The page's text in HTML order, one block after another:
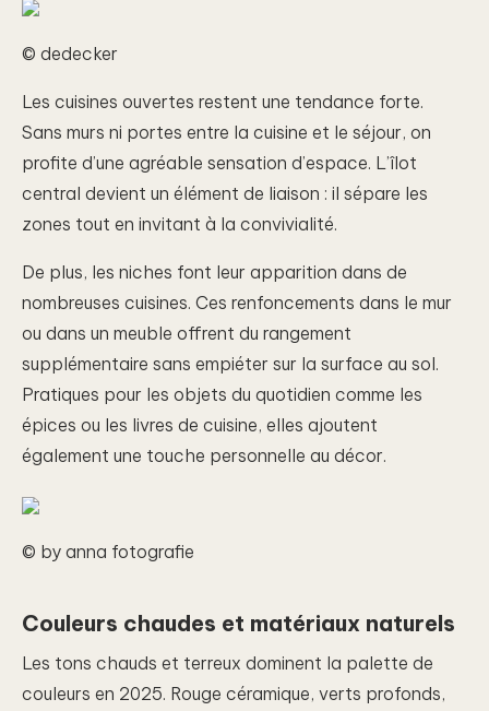
© dedecker
Les cuisines ouvertes restent une tendance forte.
Sans murs ni portes entre la cuisine et le séjour, on
profite d’une agréable sensation d’espace. L’îlot
central devient un élément de liaison : il sépare les
zones tout en invitant à la convivialité.
De plus, les niches font leur apparition dans de
nombreuses cuisines. Ces renfoncements dans le mur
ou dans un meuble offrent du rangement
supplémentaire sans empiéter sur la surface au sol.
Pratiques pour les objets du quotidien comme les
épices ou les livres de cuisine, elles ajoutent
également une touche personnelle au décor.
© by anna fotografie
Couleurs chaudes et matériaux naturels
Les tons chauds et terreux dominent la palette de
couleurs en 2025. Rouge céramique, verts profonds,